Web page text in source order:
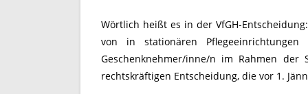
Wörtlich heißt es in der VfGH-
von in stationären Pflegeeinrichtungen
Geschenknehmer/inne/n im Rahmen
rechtskräftigen Entscheidung, die vor 1.